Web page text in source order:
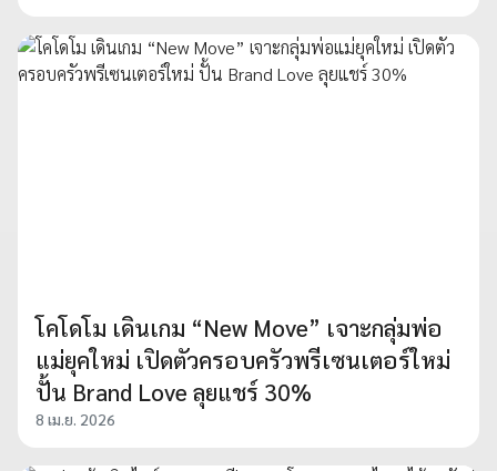
โคโดโม เดินเกม “New Move” เจาะกลุ่มพ่อ
แม่ยุคใหม่ เปิดตัวครอบครัวพรีเซนเตอร์ใหม่
ปั้น Brand Love ลุยแชร์ 30%
8 เม.ย. 2026